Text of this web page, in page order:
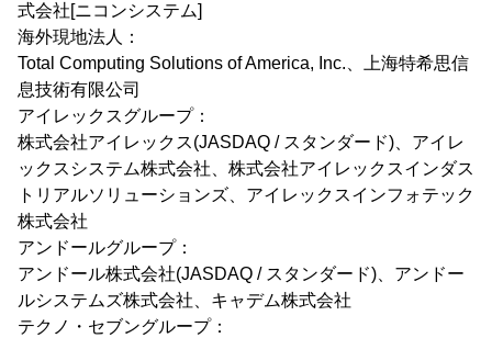
式会社[ニコンシステム]
海外現地法人：
Total Computing Solutions of America, Inc.、上海特希思信
息技術有限公司
アイレックスグループ：
株式会社アイレックス(JASDAQ / スタンダード)、アイレ
ックスシステム株式会社、株式会社アイレックスインダス
トリアルソリューションズ、アイレックスインフォテック
株式会社
アンドールグループ：
アンドール株式会社(JASDAQ / スタンダード)、アンドー
ルシステムズ株式会社、キャデム株式会社
テクノ・セブングループ：